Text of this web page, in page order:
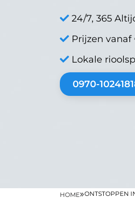
24/7, 365
Prijzen vanaf
Lokale
0970-
HOME»ONTSTOPPEN